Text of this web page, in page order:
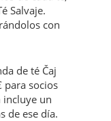
Salvaje.
con
de té Čaj
para socios
incluye un
de ese día.